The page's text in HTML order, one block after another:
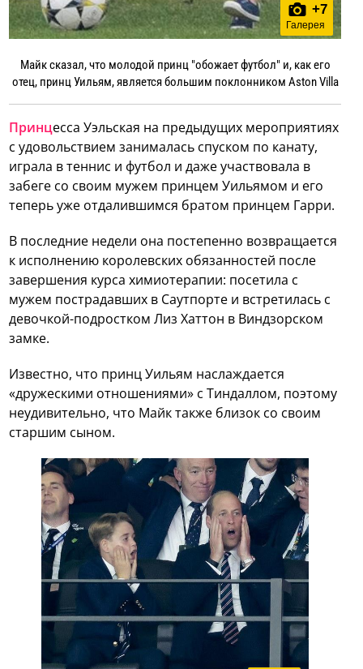
+7
Галерея
Майк сказал, что молодой принц "обожает футбол" и, как его
отец, принц Уильям, является большим поклонником Aston Villa
Принцесса Уэльская на предыдущих мероприятиях
с удовольствием занималась спуском по канату,
играла в теннис и футбол и даже участвовала в
забеге со своим мужем принцем Уильямом и его
теперь уже отдалившимся братом принцем Гарри.
В последние недели она постепенно возвращается
к исполнению королевских обязанностей после
завершения курса химиотерапии: посетила с
мужем пострадавших в Саутпорте и встретилась с
девочкой-подростком Лиз Хаттон в Виндзорском
замке.
Известно, что принц Уильям наслаждается
«дружескими отношениями» с Тиндаллом, поэтому
неудивительно, что Майк также близок со своим
старшим сыном.